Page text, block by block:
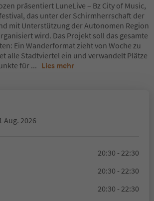
präsentiert LuneLive – Bz City of Music,
das unter der Schirmherrschaft der
mit Unterstützung der Autonomen Region
wird. Das Projekt soll das gesamte
Ein Wanderformat zieht von Woche zu
alle Stadtviertel ein und verwandelt Plätze
für ... Lies mehr
Aug. 2026
20:30 - 22:30
20:30 - 22:30
20:30 - 22:30